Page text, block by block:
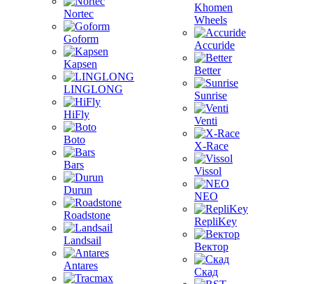
Nortec
Goform
Kapsen
LINGLONG
HiFly
Boto
Bars
Durun
Roadstone
Landsail
Antares
Khomen
Wheels
Accuride
Better
Sunrise
Venti
X-Race
Vissol
NEO
RepliKey
Вектор
Скад